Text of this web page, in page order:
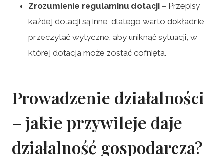
Zrozumienie regulaminu dotacji – Przepisy
każdej dotacji są inne, dlatego warto dokładnie
przeczytać wytyczne, aby uniknąć sytuacji, w
której dotacja może zostać cofnięta.
Prowadzenie działalności
– jakie przywileje daje
działalność gospodarcza?